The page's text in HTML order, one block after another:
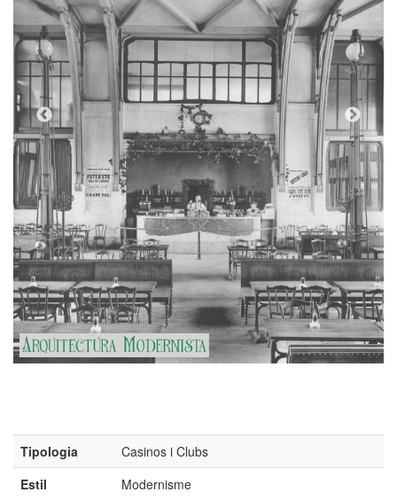
Autor
Victor Horta (anys 1896-1899)
Adreça
Joseph Stevens - Place Emile